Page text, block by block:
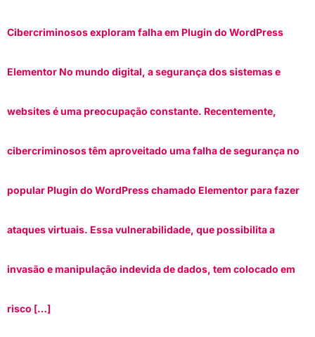
Cibercriminosos exploram falha em Plugin do WordPress
Elementor No mundo digital, a segurança dos sistemas e
websites é uma preocupação constante. Recentemente,
cibercriminosos têm aproveitado uma falha de segurança no
popular Plugin do WordPress chamado Elementor para fazer
ataques virtuais. Essa vulnerabilidade, que possibilita a
invasão e manipulação indevida de dados, tem colocado em
risco […]